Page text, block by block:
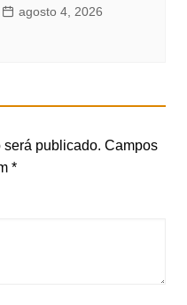
agosto 4, 2026
será publicado. Campos
*